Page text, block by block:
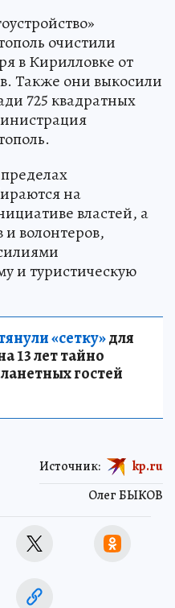
очистили
в Кирилловке от
Также они выкосили
725 квадратных
на
властей, а
волонтеров,
и туристическую
«сетку»для
13 лет тайно
гостей
Олег БЫКОВ
Источник: kp.ru